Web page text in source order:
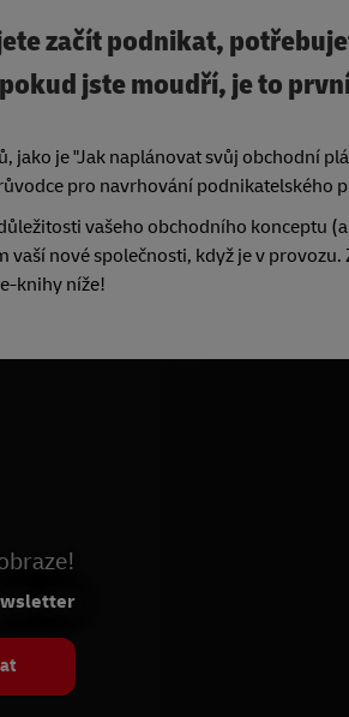
začít podnikat,
jste moudří, je to
jako je "Jak naplánovat svůj obchodní
pro navrhování podnikatelského
vašeho obchodního konceptu
vaší nové společnosti, když je v
knihy níže!